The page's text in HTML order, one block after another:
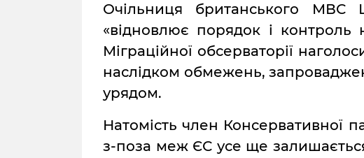
Очільниця британського
«відновлює порядок і
Міграційної обсерваторії
наслідком обмежень,
урядом.
Натомість член Консервативної
з-поза меж ЄС усе ще